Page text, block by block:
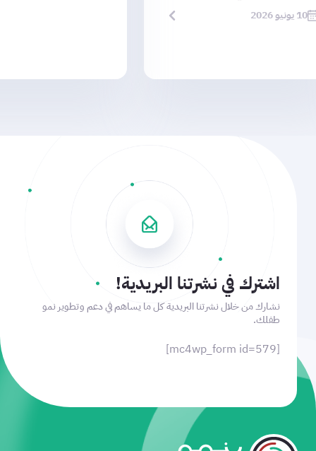
10 يونيو 2026
اشترك في نشرتنا البريدية!
نشارك من خلال نشرتنا البريدية كل ما يساهم في دعم وتطوير نمو
طفلك.
[mc4wp_form id=579]